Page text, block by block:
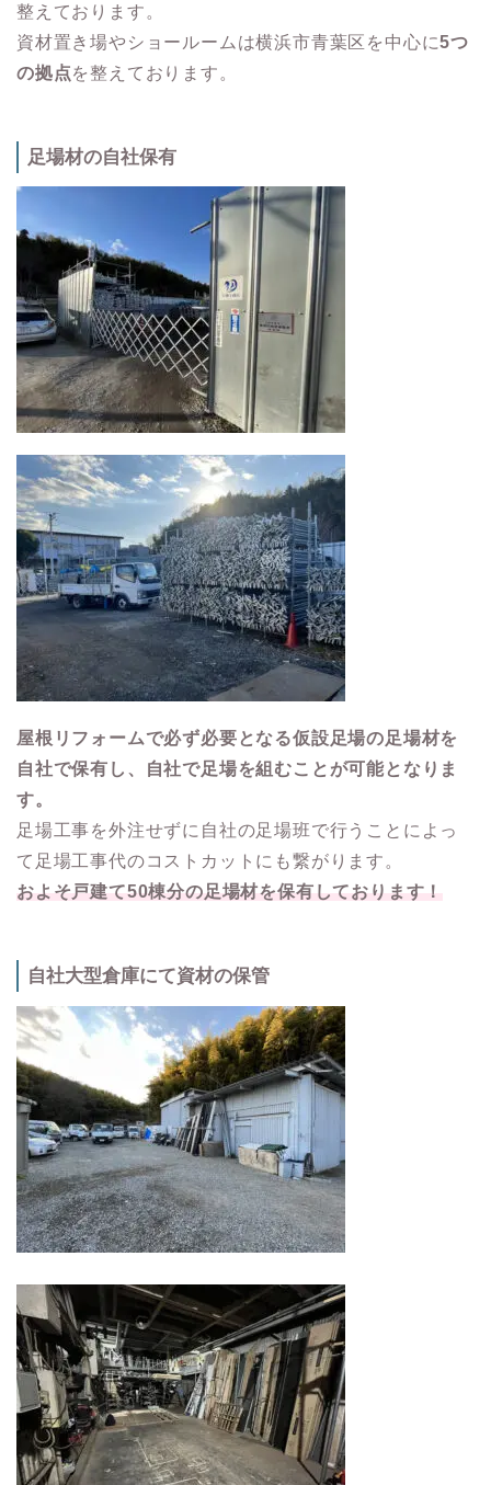
整えております。
資材置き場やショールームは横浜市青葉区を中心に5つ
の拠点を整えております。
足場材の自社保有
屋根リフォームで必ず必要となる仮設足場の足場材を
自社で保有し、自社で足場を組むことが可能となりま
す。
足場工事を外注せずに自社の足場班で行うことによっ
て足場工事代のコストカットにも繋がります。
およそ戸建て50棟分の足場材を保有しております！
自社大型倉庫にて資材の保管